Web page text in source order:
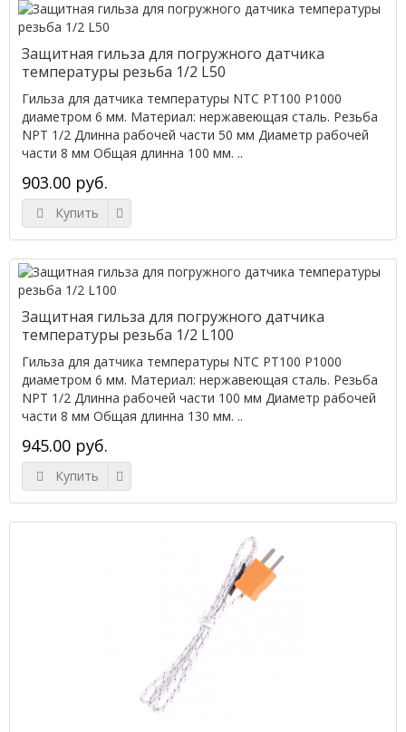
Защитная гильза для погружного датчика
температуры резьба 1/2 L50
Гильза для датчика температуры NTC PT100 P1000
диаметром 6 мм. Материал: нержавеющая сталь. Резьба
NPT 1/2 Длинна рабочей части 50 мм Диаметр рабочей
части 8 мм Общая длинна 100 мм. ..
903.00 руб.
Купить
Защитная гильза для погружного датчика
температуры резьба 1/2 L100
Гильза для датчика температуры NTC PT100 P1000
диаметром 6 мм. Материал: нержавеющая сталь. Резьба
NPT 1/2 Длинна рабочей части 100 мм Диаметр рабочей
части 8 мм Общая длинна 130 мм. ..
945.00 руб.
Купить